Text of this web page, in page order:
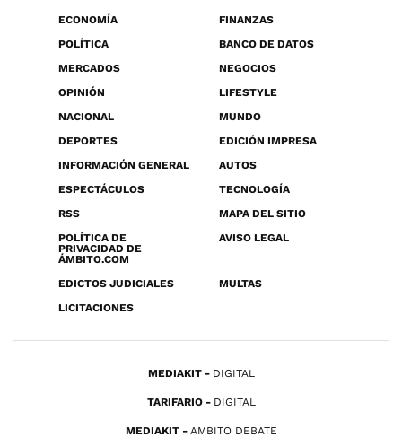
ECONOMÍA
FINANZAS
POLÍTICA
BANCO DE DATOS
MERCADOS
NEGOCIOS
OPINIÓN
LIFESTYLE
NACIONAL
MUNDO
DEPORTES
EDICIÓN IMPRESA
INFORMACIÓN GENERAL
AUTOS
ESPECTÁCULOS
TECNOLOGÍA
RSS
MAPA DEL SITIO
POLÍTICA DE
PRIVACIDAD DE
ÁMBITO.COM
AVISO LEGAL
EDICTOS JUDICIALES
MULTAS
LICITACIONES
MEDIAKIT DIGITAL
TARIFARIO DIGITAL
MEDIAKIT AMBITO DEBATE